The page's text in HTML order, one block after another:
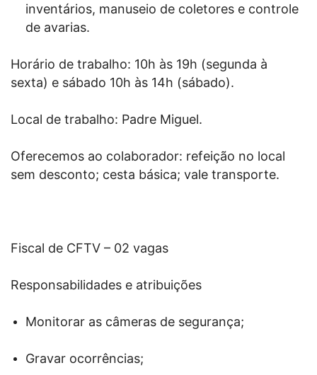
inventários, manuseio de coletores e controle
de avarias.
Horário de trabalho: 10h às 19h (segunda à
sexta) e sábado 10h às 14h (sábado).
Local de trabalho: Padre Miguel.
Oferecemos ao colaborador: refeição no local
sem desconto; cesta básica; vale transporte.
Fiscal de CFTV – 02 vagas
Responsabilidades e atribuições
Monitorar as câmeras de segurança;
Gravar ocorrências;